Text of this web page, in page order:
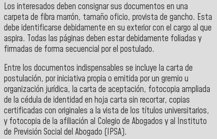
Los interesados deben consignar sus documentos en una
carpeta de fibra marrón, tamaño oficio, provista de gancho. Esta
debe identificarse debidamente en su exterior con el cargo al que
aspira. Todas las páginas deben estar debidamente foliadas y
firmadas de forma secuencial por el postulado.
Entre los documentos indispensables se incluye la carta de
postulación, por iniciativa propia o emitida por un gremio u
organización jurídica, la carta de aceptación, fotocopia ampliada
de la cédula de identidad en hoja carta sin recortar, copias
certificadas con originales a la vista de los títulos universitarios,
y fotocopia de la afiliación al Colegio de Abogados y al Instituto
de Previsión Social del Abogado (IPSA).